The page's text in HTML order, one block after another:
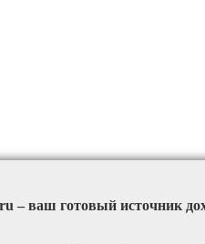
– ваш готовый источник